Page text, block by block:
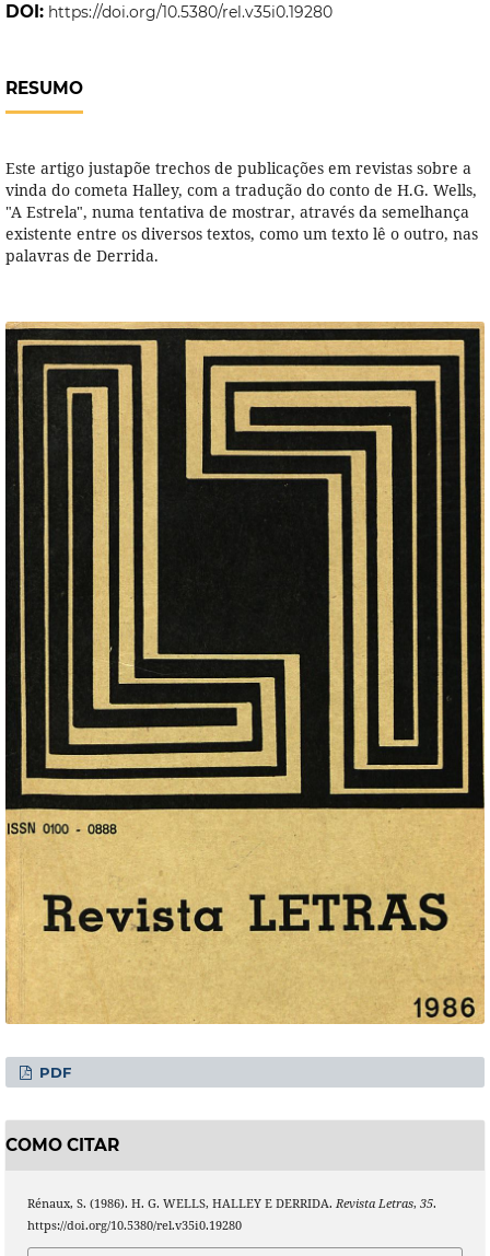
DOI: https://doi.org/10.5380/rel.v35i0.19280
RESUMO
Este artigo justapõe trechos de publicações em revistas sobre a
vinda do cometa Halley, com a tradução do conto de H.G. Wells,
"A Estrela", numa tentativa de mostrar, através da semelhança
existente entre os diversos textos, como um texto lê o outro, nas
palavras de Derrida.
PDF
COMO CITAR
Rénaux, S. (1986). H. G. WELLS, HALLEY E DERRIDA. Revista Letras, 35.
https://doi.org/10.5380/rel.v35i0.19280